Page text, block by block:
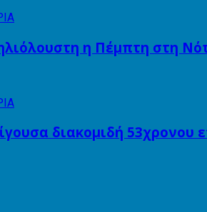
η Πέμπτη στη
διακομιδή 53χρονου